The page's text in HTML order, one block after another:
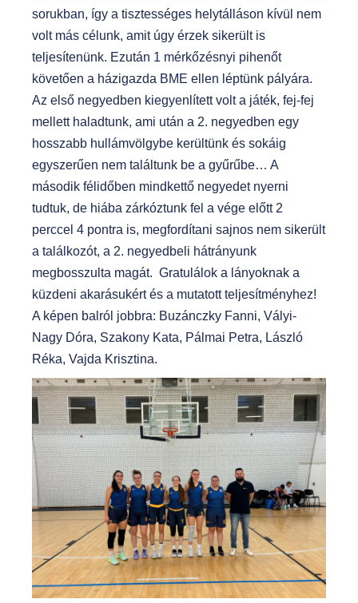
sorukban, így a tisztességes helytálláson kívül nem
volt más célunk, amit úgy érzek sikerült is
teljesítenünk. Ezután 1 mérkőzésnyi pihenőt
követően a házigazda BME ellen léptünk pályára.
Az első negyedben kiegyenlített volt a játék, fej-fej
mellett haladtunk, ami után a 2. negyedben egy
hosszabb hullámvölgybe kerültünk és sokáig
egyszerűen nem találtunk be a gyűrűbe… A
második félidőben mindkettő negyedet nyerni
tudtuk, de hiába zárkóztunk fel a vége előtt 2
perccel 4 pontra is, megfordítani sajnos nem sikerült
a találkozót, a 2. negyedbeli hátrányunk
megbosszulta magát. Gratulálok a lányoknak a
küzdeni akarásukért és a mutatott teljesítményhez!
A képen balról jobbra: Buzánczky Fanni, Vályi-
Nagy Dóra, Szakony Kata, Pálmai Petra, László
Réka, Vajda Krisztina.